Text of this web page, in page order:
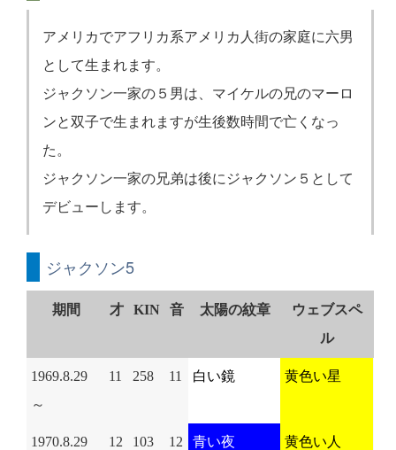
アメリカでアフリカ系アメリカ人街の家庭に六男
として生まれます。
ジャクソン一家の５男は、マイケルの兄のマーロ
ンと双子で生まれますが生後数時間で亡くなっ
た。
ジャクソン一家の兄弟は後にジャクソン５として
デビューします。
ジャクソン5
期間 才 KIN 音 太陽の紋章
ウェブスペ
ル
1969.8.29
～
11 258 11 白い鏡 黄色い星
1970.8.29
12 103 12 青い夜 黄色い人